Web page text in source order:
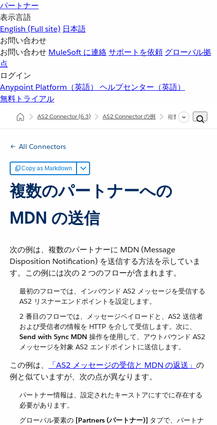
パートナー
表示言語
English (Full site) 日本語
お問い合わせ
お問い合わせ MuleSoft に連絡サポートを依頼 グローバル拠
点
ログイン
Anypoint Platform（英語） ヘルプセンター（英語）
無料トライアル
AS2 Connector(6.3) AS2 Connector の例 複数のパートナー
All Connectors
Copy as Markdown
複数のパートナーへの
MDN の送信
次の例は、複数のパートナーに MDN (Message
Disposition Notification) を送信する方法を示していま
す。この例には次の 2 つのフローが含まれます。
最初のフローでは、インバウンド AS2 メッセージを受信する
AS2 リスナーエンドポイントを設定します。
2 番目のフローでは、メッセージペイロードと、AS2 送信者
および受信者の情報を HTTP を介して受信します。次に、​
Send with Sync MDN ​ 操作を使用して、アウトバウンド AS2
メッセージを対象 AS2 エンドポイントに送信します。
この例は、​ 「AS2 メッセージの受信と MDN の返送」 ​の
例と似ていますが、次の点が異なります。
パートナー情報は、設定されたキーストアにすでに存在する
必要があります。
グローバル要素の ​ [Partners (パートナー)] ​ タブで、パートナ